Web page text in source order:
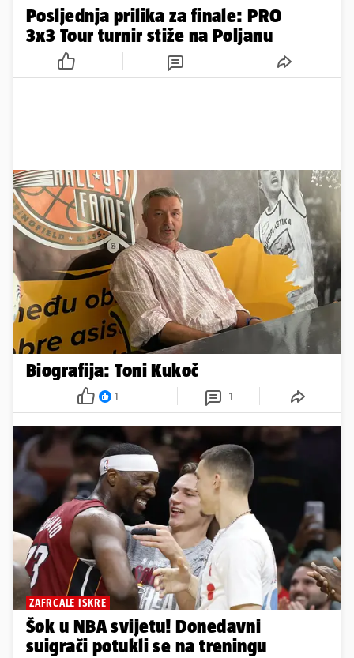
Posljednja prilika za finale: PRO
3x3 Tour turnir stiže na Poljanu
Biografija: Toni Kukoč
1 1
ZAFRCALE ISKRE
Šok u NBA svijetu! Donedavni
suigrači potukli se na treningu